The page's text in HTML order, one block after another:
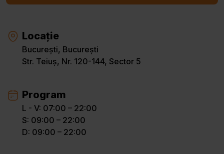
Locație
București, București
Str. Teiuș, Nr. 120-144, Sector 5
Program
L - V: 07:00 – 22:00
S: 09:00 – 22:00
D: 09:00 – 22:00